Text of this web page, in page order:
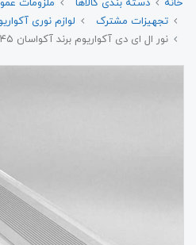
خانه دسته بندی کالاها
ملزومات
تجهیزات مشترک
لوازم نوری
نور ال ای دی آکواریوم برند آکواسان ۴۵ سانت